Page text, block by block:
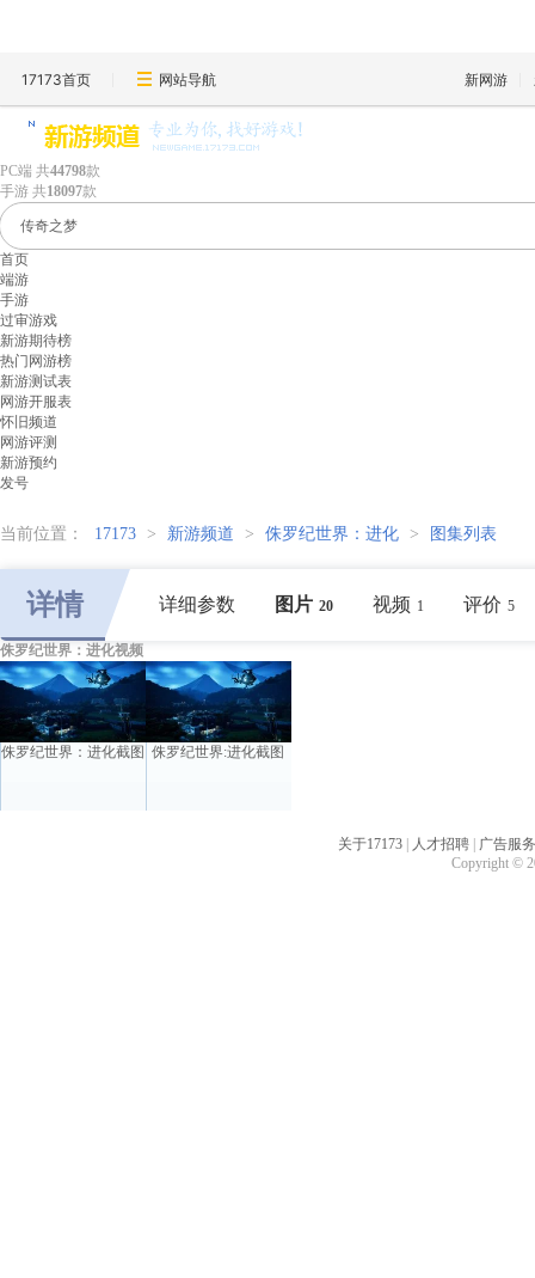
17173首页 网站导航 新网游
PC端 共44798款
手游 共18097款
首页
端游
手游
过审游戏
新游期待榜
热门网游榜
新游测试表
网游开服表
怀旧频道
网游评测
新游预约
发号
当前位置： 17173 > 新游频道 > 侏罗纪世界：进化 > 图集列表
详情 详细参数 图片 20 视频 1 评价 5
侏罗纪世界：进化视频
侏罗纪世界：进化截图 侏罗纪世界:进化截图
关于17173 人才招聘
广告服务
Copyright ©